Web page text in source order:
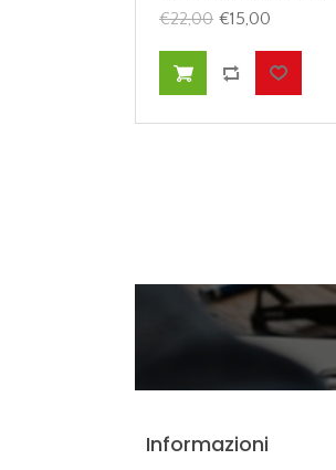
€22,00 €15,00
Informazioni